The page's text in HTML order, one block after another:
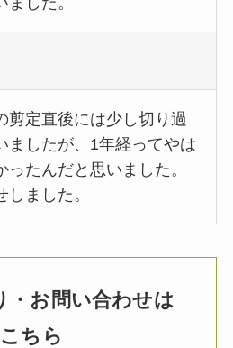
剪定直後には少し切り過
ましたが、1年経ってやは
ったんだと思いました。
ました。
・お問い合わせは
こちら